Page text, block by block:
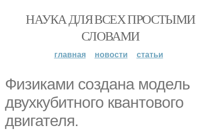
НАУКА ДЛЯ ВСЕХ ПРОСТЫМИ
СЛОВАМИ
главная новости статьи
Физиками создана модель
двухкубитного квантового
двигателя.